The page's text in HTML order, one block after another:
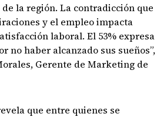
la región. La contradicción que
y el empleo impacta
laboral. El 53% expresa
no haber alcanzado sus sueños”,
Gerente de Marketing de
que entre quienes se